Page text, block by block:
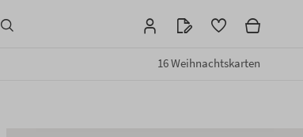
16 Weihnachtskarten